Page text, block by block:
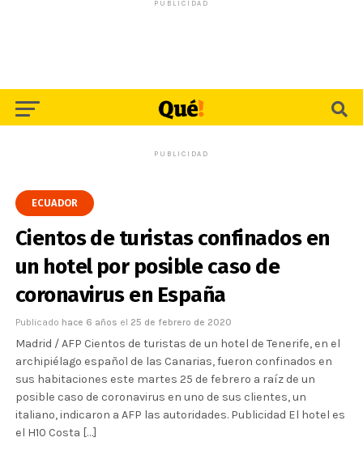
PUBLICIDAD
PUBLICIDAD
ECUADOR
Cientos de turistas confinados en
un hotel por posible caso de
coronavirus en España
Publicado hace 6 años el 25 de febrero de 2020
Madrid / AFP Cientos de turistas de un hotel de Tenerife, en el
archipiélago español de las Canarias, fueron confinados en
sus habitaciones este martes 25 de febrero a raíz de un
posible caso de coronavirus en uno de sus clientes, un
italiano, indicaron a AFP las autoridades. Publicidad El hotel es
el H10 Costa […]